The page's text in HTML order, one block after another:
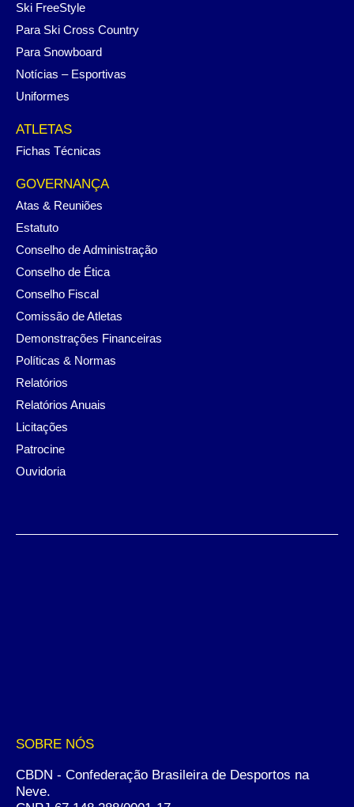
Ski FreeStyle
Para Ski Cross Country
Para Snowboard
Notícias – Esportivas
Uniformes
ATLETAS
Fichas Técnicas
GOVERNANÇA
Atas & Reuniões
Estatuto
Conselho de Administração
Conselho de Ética
Conselho Fiscal
Comissão de Atletas
Demonstrações Financeiras
Políticas & Normas
Relatórios
Relatórios Anuais
Licitações
Patrocine
Ouvidoria
SOBRE NÓS
CBDN - Confederação Brasileira de Desportos na
Neve.